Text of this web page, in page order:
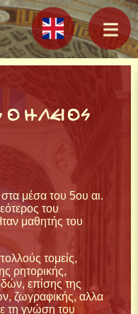
Ο ΗΛΕΙΟΣ
μέσα του 5ου αι.
του
μαθητής του
τομείς,
ρητορικής,
επίσης της
ζωγραφικής, αλλα
τη γνώση του